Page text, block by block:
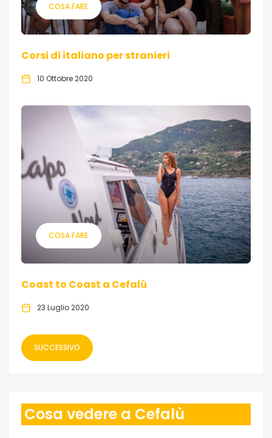
COSA FARE
Corsi di italiano per stranieri
10 Ottobre 2020
COSA FARE
Coast to Coast a Cefalù
23 Luglio 2020
SUCCESSIVO
Cosa vedere a Cefalù